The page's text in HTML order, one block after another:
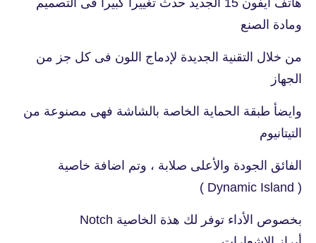
ومادة الصنع
من خلال التقنية الجديدة لإدماج اللون فى كل جز من
الجهاز
وايضأ طبقة الحماية الخاصة بالشاشة فهى مصنوعة من
التيتانيوم
الفائق الجودة والأعلى صلابة ، وتم اضافة خاصية
( Dynamic Island )
بخصوص الأداء توفر لك هذة الخاصية Notch